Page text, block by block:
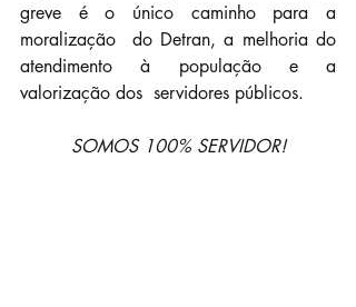
greve é o único caminho para a
moralização  do Detran, a melhoria do
atendimento à população e a
valorização dos  servidores públicos.
SOMOS 100% SERVIDOR!